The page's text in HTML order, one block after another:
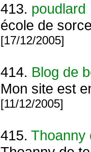
413. poudlard
école de
[17/12/2005]
414. Blog de
Mon site est
[11/12/2005]
415. Thoanny